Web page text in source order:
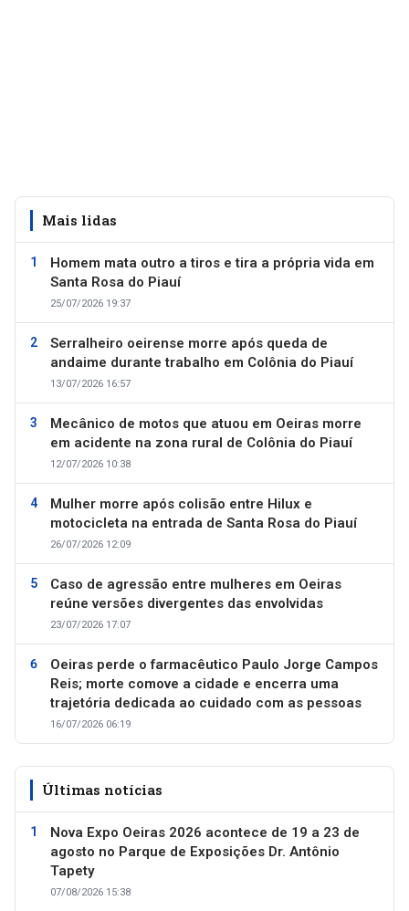
Mais lidas
Homem mata outro a tiros e tira a própria vida em
Santa Rosa do Piauí
25/07/2026 19:37
Serralheiro oeirense morre após queda de
andaime durante trabalho em Colônia do Piauí
13/07/2026 16:57
Mecânico de motos que atuou em Oeiras morre
em acidente na zona rural de Colônia do Piauí
12/07/2026 10:38
Mulher morre após colisão entre Hilux e
motocicleta na entrada de Santa Rosa do Piauí
26/07/2026 12:09
Caso de agressão entre mulheres em Oeiras
reúne versões divergentes das envolvidas
23/07/2026 17:07
Oeiras perde o farmacêutico Paulo Jorge Campos
Reis; morte comove a cidade e encerra uma
trajetória dedicada ao cuidado com as pessoas
16/07/2026 06:19
Últimas notícias
Nova Expo Oeiras 2026 acontece de 19 a 23 de
agosto no Parque de Exposições Dr. Antônio
Tapety
07/08/2026 15:38